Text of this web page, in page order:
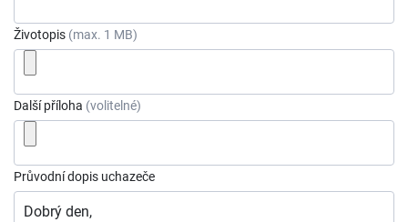
Životopis (max. 1 MB)
Další příloha (volitelné)
Průvodní dopis uchazeče